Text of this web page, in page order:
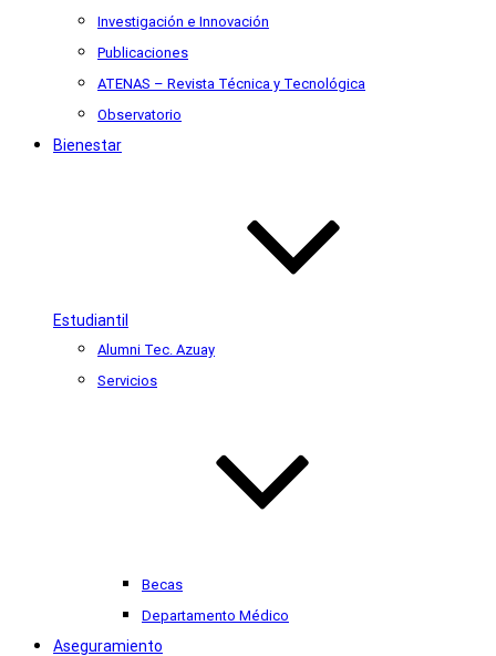
Investigación e Innovación
Publicaciones
ATENAS – Revista Técnica y Tecnológica
Observatorio
Bienestar
Estudiantil
Alumni Tec. Azuay
Servicios
Becas
Departamento Médico
Aseguramiento